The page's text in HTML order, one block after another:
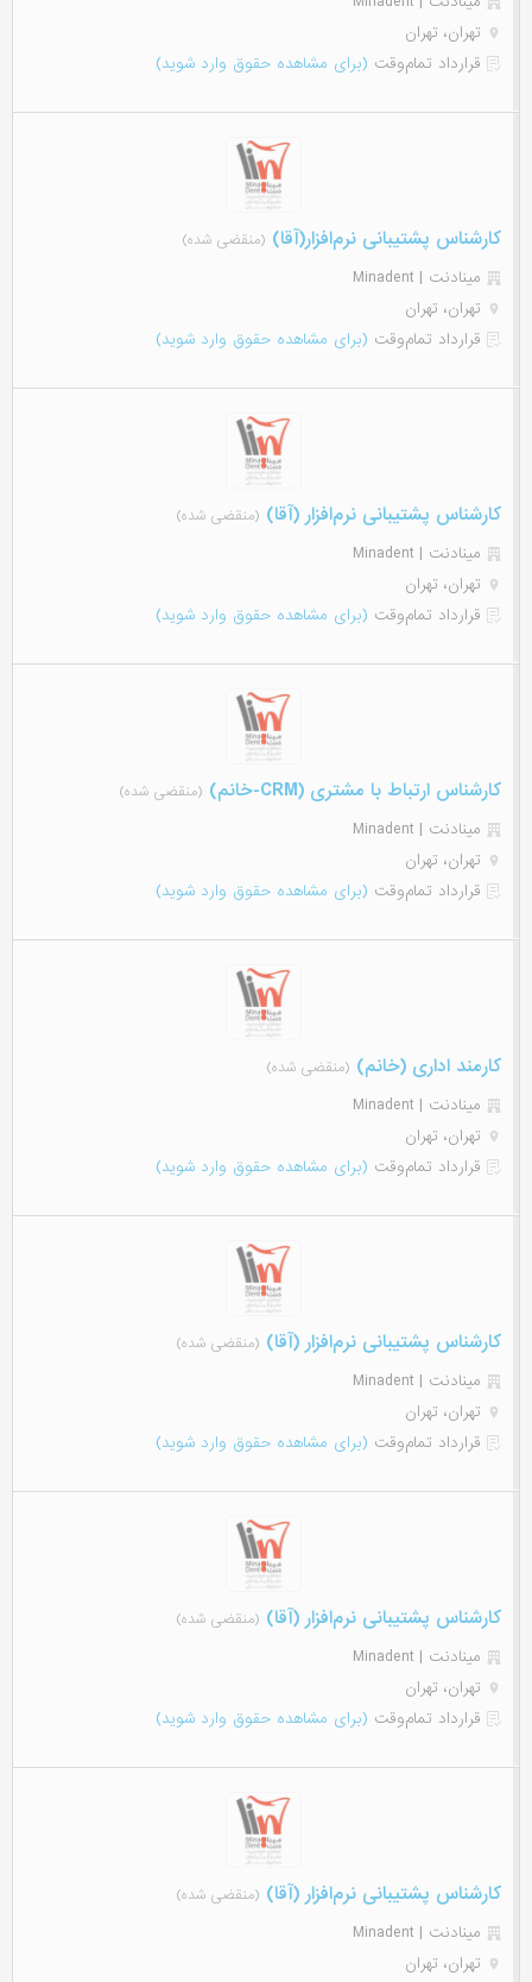
تهران، تهران
قرارداد تمام‌وقت (برای مشاهده حقوق وارد شوید)
کارشناس پشتیبانی نرم‌افزار(آقا) (منقضی شده)
مینادنت | Minadent
تهران، تهران
قرارداد تمام‌وقت (برای مشاهده حقوق وارد شوید)
کارشناس پشتیبانی نرم‌افزار (آقا) (منقضی شده)
مینادنت | Minadent
تهران، تهران
قرارداد تمام‌وقت (برای مشاهده حقوق وارد شوید)
کارشناس ارتباط با مشتری (CRM-خانم) (منقضی شده)
مینادنت | Minadent
تهران، تهران
قرارداد تمام‌وقت (برای مشاهده حقوق وارد شوید)
کارمند اداری (خانم) (منقضی شده)
مینادنت | Minadent
تهران، تهران
قرارداد تمام‌وقت (برای مشاهده حقوق وارد شوید)
کارشناس پشتیبانی نرم‌افزار (آقا) (منقضی شده)
مینادنت | Minadent
تهران، تهران
قرارداد تمام‌وقت (برای مشاهده حقوق وارد شوید)
کارشناس پشتیبانی نرم‌افزار (آقا) (منقضی شده)
مینادنت | Minadent
تهران، تهران
قرارداد تمام‌وقت (برای مشاهده حقوق وارد شوید)
کارشناس پشتیبانی نرم‌افزار (آقا) (منقضی شده)
مینادنت | Minadent
تهران، تهران